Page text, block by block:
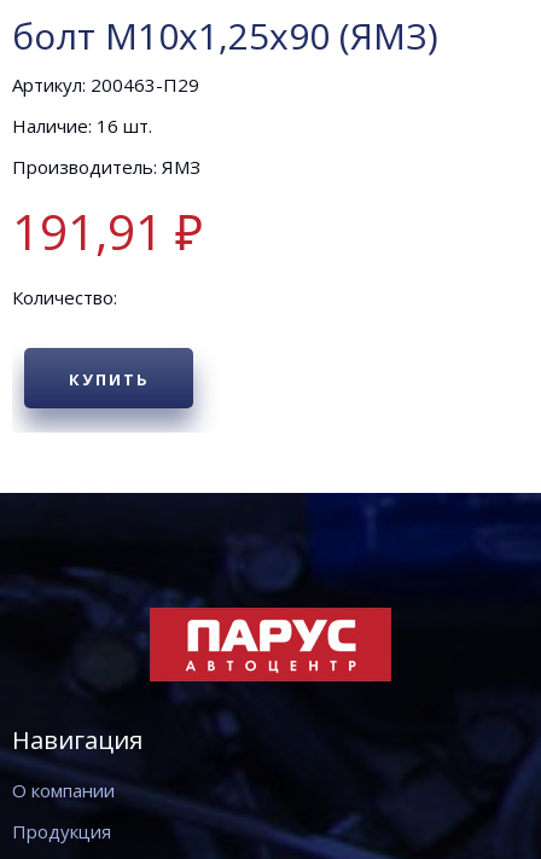
болт М10х1,25х90 (ЯМЗ)
Артикул: 200463-П29
Наличие: 16 шт.
Производитель: ЯМЗ
191,91 ₽
Количество:
КУПИТЬ
Навигация
О компании
Продукция